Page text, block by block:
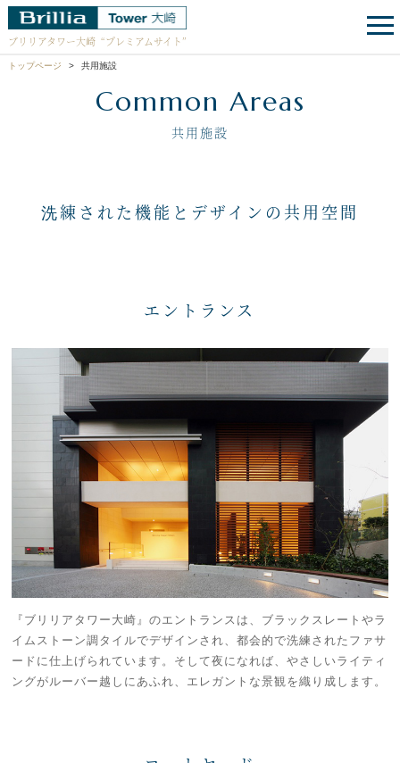
ブリリアタワー大崎 “プレミアムサイト”
トップページ 共用施設
Common Areas
共用施設
洗練された機能とデザインの共用空間
エントランス
『ブリリアタワー大崎』のエントランスは、ブラックスレートやラ
イムストーン調タイルでデザインされ、都会的で洗練されたファサ
ードに仕上げられています。そして夜になれば、やさしいライティ
ングがルーバー越しにあふれ、エレガントな景観を織り成します。